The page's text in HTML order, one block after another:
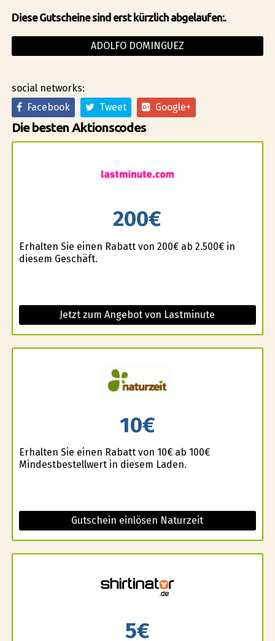
Diese Gutscheine sind erst kürzlich abgelaufen:.
ADOLFO DOMINGUEZ
social networks:
Facebook
Tweet Google+
Die besten Aktionscodes
200€
Erhalten Sie einen Rabatt von 200€ ab 2.500€ in
diesem Geschäft.
Jetzt zum Angebot von Lastminute
10€
Erhalten Sie einen Rabatt von 10€ ab 100€
Mindestbestellwert in diesem Laden.
Gutschein einlösen Naturzeit
5€